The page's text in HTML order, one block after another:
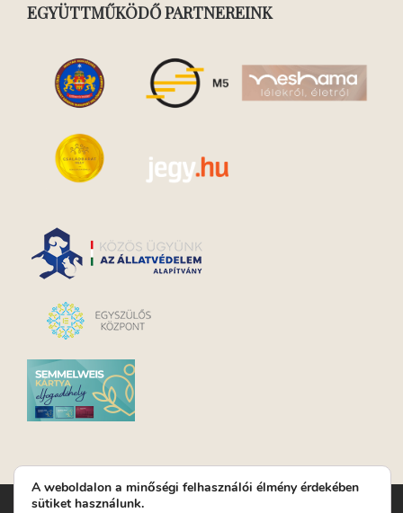
EGYÜTTMŰKÖDŐ PARTNEREINK
Turay Ida Színház Közhasznú Nonprofit Kft. | Működési
A weboldalon a minőségi felhasználói élmény érdekében
sütiket használunk.